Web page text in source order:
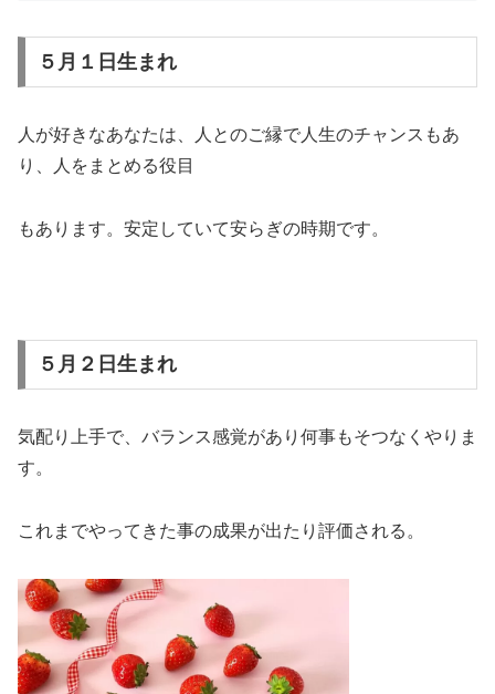
５月１日生まれ
人が好きなあなたは、人とのご縁で人生のチャンスもあ
り、人をまとめる役目
もあります。安定していて安らぎの時期です。
５月２日生まれ
気配り上手で、バランス感覚があり何事もそつなくやりま
す。
これまでやってきた事の成果が出たり評価される。